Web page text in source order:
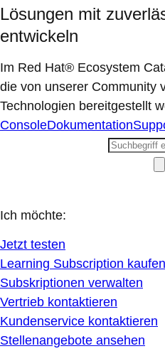
Lösungen mit
entwickeln
Im Red Hat® Ecosystem
die von unserer Community
Technologien bereitgestellt
ConsoleDokumentation
Ich möchte:
Jetzt testen
Learning Subscription kaufen
Subskriptionen verwalten
Vertrieb kontaktieren
Kundenservice kontaktieren
Stellenangebote ansehen